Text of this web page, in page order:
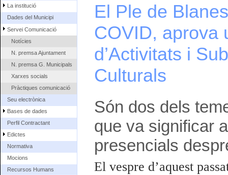
La institució
Dades del Municipi
Servei Comunicació
Notícies
N. premsa Ajuntament
N. premsa G. Municipals
Xarxes socials
Pràctiques comunicació
Seu electrònica
Bases de dades
Perfil Contractant
Edictes
Normativa
Mocions
Recursos Humans
El Ple de
COVID, aprova
d’Activitats i
Culturals
Són dos dels
que va significar
presencials
El vespre d’aquest